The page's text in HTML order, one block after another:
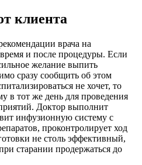
клиента
врача на
и после процедуры. Если
желание выпить
сразу сообщить об этом
не хочет, то
в тот же день для проведения
Доктор выполнит
инфузионную систему с
проконтролирует ход
не столь эффективный,
старании продержаться до